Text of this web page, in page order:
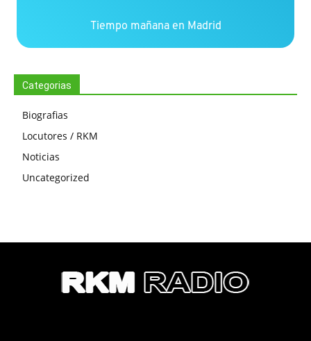
Tiempo mañana en Madrid
Categorias
Biografias
Locutores / RKM
Noticias
Uncategorized